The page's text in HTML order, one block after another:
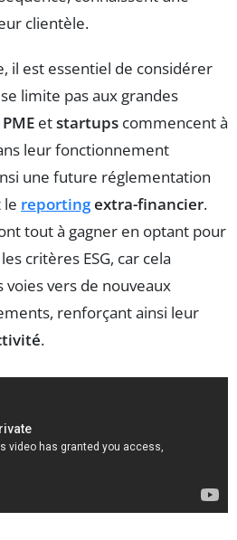
clientèle.
il est essentiel de considérer
limite pas aux grandes
PME etstartups commencent à
leur fonctionnement
une future réglementation
le reportingextra-financier.
tout à gagner en optant pour
critères ESG, car cela
vers de nouveaux
renforçant ainsi leur
.